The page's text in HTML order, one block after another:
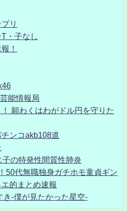
リ
・子なし
！
能情報局
願わくはわがドル円を守りた
ンコakb108道
の特発性間質性肺炎
50代無職独身ガチホモ童貞ギン
的まとめ速報
-僕が見たかった星空-